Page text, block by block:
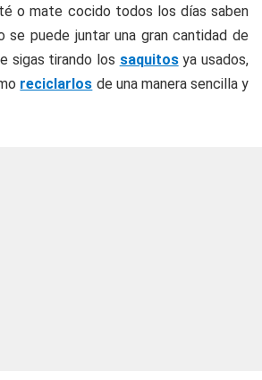
o mate cocido todos los días saben
se puede juntar una gran cantidad de
sigas tirando los saquitosya usados,
reciclarlos de una manera sencilla y